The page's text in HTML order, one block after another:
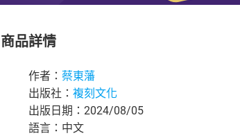
商品詳情
作者： 蔡東藩
出版社： 複刻文化
出版日期：2024/08/05
語言：中文